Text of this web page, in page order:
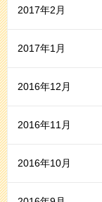
2017年2月
2017年1月
2016年12月
2016年11月
2016年10月